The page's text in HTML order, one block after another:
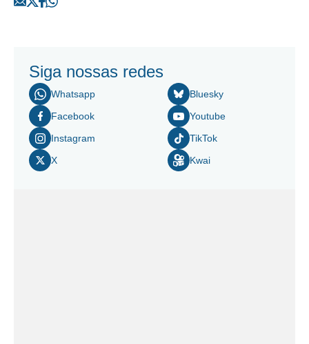
Siga nossas redes
Whatsapp
Facebook
Instagram
X
Bluesky
Youtube
TikTok
Kwai